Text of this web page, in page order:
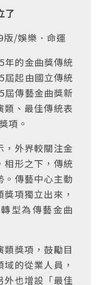
了
/娛樂．命運
年的金曲獎傳統
屆起由國立傳統
屆傳藝金曲獎新
類、最佳傳統表
項。
，外界較關注金
相形之下，傳統
。傳藝中心主動
項獨立出來，
型為傳藝金曲
獎項，鼓勵目
的從業人員，
外也增設「最佳